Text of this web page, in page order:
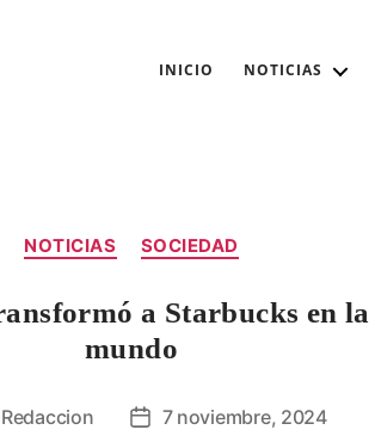
INICIO NOTICIAS
NOTICIAS SOCIEDAD
a Starbucks en la
mundo
Redaccion
Fecha7 noviembre, 2024